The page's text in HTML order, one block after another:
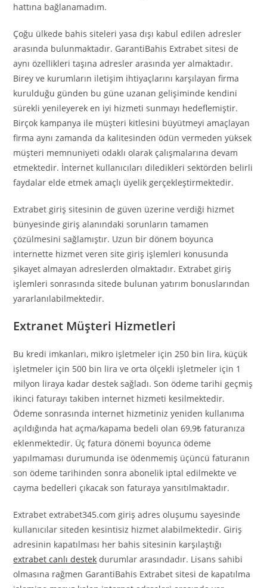
hattına bağlanamadım.
Çoğu ülkede bahis siteleri yasa dışı kabul edilen adresler
arasında bulunmaktadır. GarantiBahis Extrabet sitesi de
aynı özellikleri taşına adresler arasında yer almaktadır.
Birey ve kurumların iletişim ihtiyaçlarını karşılayan firma
kurulduğu günden bu güne uzanan gelişiminde kendini
sürekli yenileyerek en iyi hizmeti sunmayı hedeflemiştir.
Birçok kampanya ile müşteri kitlesini büyütmeyi amaçlayan
firma aynı zamanda da kalitesinden ödün vermeden yüksek
müşteri memnuniyeti odaklı olarak çalışmalarına devam
etmektedir. İnternet kullanıcıları diledikleri sektörden belirli
faydalar elde etmek amaçlı üyelik gerçekleştirmektedir.
Extrabet giriş sitesinin de güven üzerine verdiği hizmet
bünyesinde giriş alanındaki sorunların tamamen
çözülmesini sağlamıştır. Uzun bir dönem boyunca
internette hizmet veren site giriş işlemleri konusunda
şikayet almayan adreslerden olmaktadır. Extrabet giriş
işlemleri sonrasında sitede bulunan yatırım bonuslarından
yararlanılabilmektedir.
Extranet Müşteri Hizmetleri
Bu kredi imkanları, mikro işletmeler için 250 bin lira, küçük
işletmeler için 500 bin lira ve orta ölçekli işletmeler için 1
milyon liraya kadar destek sağladı. Son ödeme tarihi geçmiş
ikinci faturayı takiben internet hizmeti kesilmektedir.
Ödeme sonrasında internet hizmetiniz yeniden kullanıma
açıldığında hat açma/kapama bedeli olan 69,9₺ faturanıza
eklenmektedir. Üç fatura dönemi boyunca ödeme
yapılmaması durumunda ise ödenmemiş üçüncü faturanın
son ödeme tarihinden sonra abonelik iptal edilmekte ve
cayma bedelleri çıkacak son faturaya yansıtılmaktadır.
Extrabet extrabet345.com giriş adres oluşumu sayesinde
kullanıcılar siteden kesintisiz hizmet alabilmektedir. Giriş
adresinin kapatılması her bahis sitesinin karşılaştığı
extrabet canlı destek durumlar arasındadır. Lisans sahibi
olmasına rağmen GarantiBahis Extrabet sitesi de kapatılma